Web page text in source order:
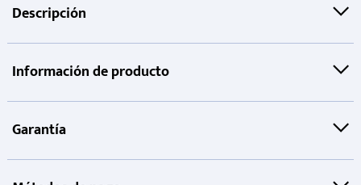
Descripción
Información de producto
Garantía